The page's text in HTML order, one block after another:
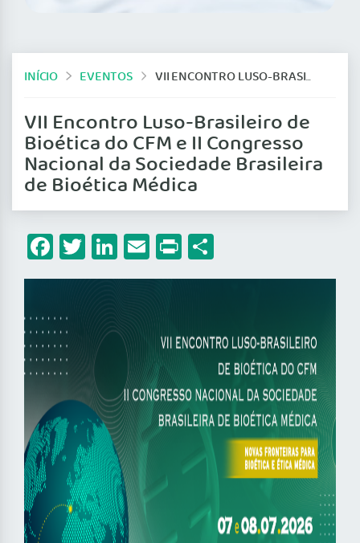
INÍCIO EVENTOS VII ENCONTRO LUSO-BRASILEIRO DE BIOÉTICA DO CFM E II CONGRESSO NACIONAL DA SOCIEDADE BRASILEIRA DE BIOÉTICA MÉDICA
VII Encontro Luso-Brasileiro de
Bioética do CFM e II Congresso
Nacional da Sociedade Brasileira
de Bioética Médica
Facebook
Twitter
LinkedIn
Email
Print